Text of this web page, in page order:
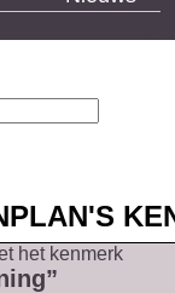
het kenmerk